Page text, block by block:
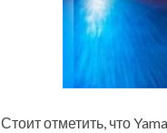
Стоит отметить, что